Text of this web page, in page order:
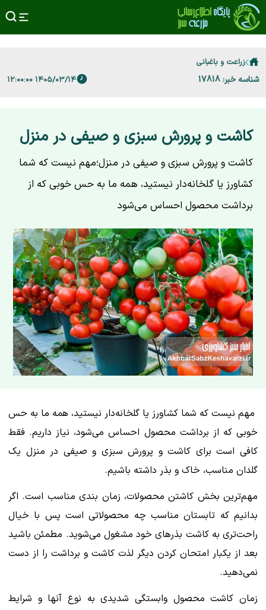
زراعت و باغبانی
شناسه خبر: 17818 ۱۴۰۵/۰۳/۱۴ ۱۲:۰۰:۰۰
کاشت و پرورش سبزی و صیفی در منزل
کاشت و پرورش سبزی و صیفی در منزل؛مهم نیست که شما
کشاورز یا گلخانه‌دار نیستید، همه ما به حس خوبی که از
برداشت محصول احساس می‌شود
مهم نیست که شما کشاورز یا گلخانه‌دار نیستید، همه ما به حس
خوبی که از برداشت محصول احساس می‌شود، نیاز داریم. فقط
کافی است برای کاشت و پرورش سبزی و صیفی در منزل یک
گلدان مناسب، خاک و بذر داشته باشیم.
مهم‌ترین بخش کاشتن محصولات، زمان بندی مناسب است. اگر
بدانیم که تابستان مناسب چه محصولاتی است پس با خیال
راحت‌تری به کاشت بذرهای خود مشغول می‌شوید. مطمئن باشید
بعد از یکبار امتحان کردن دیگر لذت کاشت و برداشت را از دست
نمی‌دهید.
زمان کاشت محصول وابستگی شدیدی به نوع آنها و شرایط